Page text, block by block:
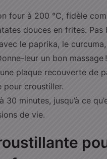
four à 200 °C, fidèle
douces en frites. Pas
le paprika, le
leur un bon massage !
plaque recouverte de
pour croustiller.
30 minutes, jusqu’à ce
de vie.